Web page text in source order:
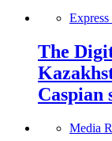
Express
The
Caspian
Media